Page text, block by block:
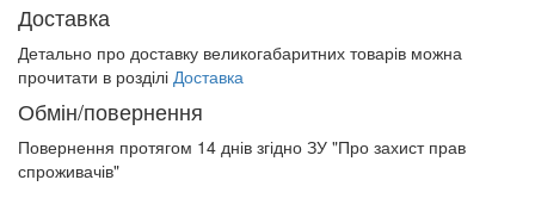
Доставка
Детально про доставку великогабаритних товарів можна
прочитати в розділі Доставка
Обмін/повернення
Повернення протягом 14 днів згідно ЗУ "Про захист прав
спроживачів"